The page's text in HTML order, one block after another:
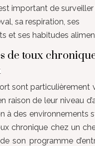
important de surveiller
sa respiration, ses
et ses habitudes
de toux
sont particulièrement
raison de leur niveau
à des environnements
chronique chez un
son programme